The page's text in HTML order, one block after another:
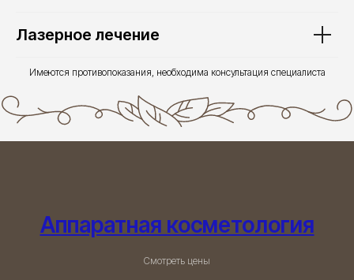
Лазерное лечение
Имеются противопоказания, необходима консультация специалиста
Аппаратная косметология
Смотреть цены